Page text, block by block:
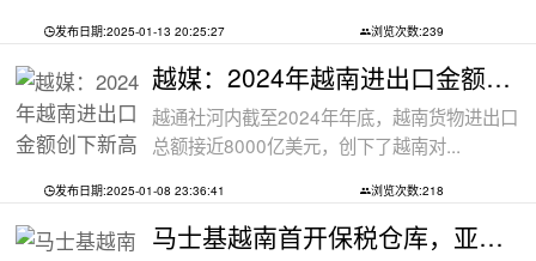
发布日期:2025-01-13 20:25:27 浏览次数:239
越媒：2024年越南进出口金额创下新高纪录
越通社河内截至2024年年底，越南货物进出口
总额接近8000亿美元，创下了越南对...
发布日期:2025-01-08 23:36:41 浏览次数:218
马士基越南首开保税仓库，亚马逊率先入